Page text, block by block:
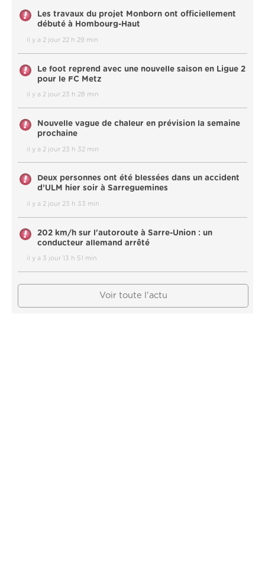
Les travaux du projet Monborn ont officiellement
débuté à Hombourg-Haut
il y a 2 jour 22 h 29 min
Le foot reprend avec une nouvelle saison en Ligue 2
pour le FC Metz
il y a 2 jour 23 h 28 min
Nouvelle vague de chaleur en prévision la semaine
prochaine
il y a 2 jour 23 h 32 min
Deux personnes ont été blessées dans un accident
d’ULM hier soir à Sarreguemines
il y a 2 jour 23 h 33 min
202 km/h sur l'autoroute à Sarre-Union : un
conducteur allemand arrêté
il y a 3 jour 13 h 51 min
Voir toute l'actu